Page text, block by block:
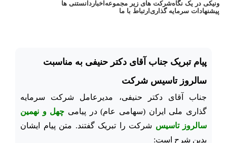
ونیکی در یک نگاهشرکت های زیر مجموعه اخبار دانستنی ها
پیشنهادات سرمایه گذاری ارتباط با ما
پیام تبریک جناب آقای دکتر حنیفی به مناسبت
سالروز تاسیس شرکت
جناب آقای دکتر حنیفی، مدیرعامل شرکت سرمایه
گذاری ملی ایران (سهامی عام) در پیامی چهل و نهمین
سالروز تاسیس شرکت را تبریک گفتند. متن پیام ایشان
بدین شرح است: